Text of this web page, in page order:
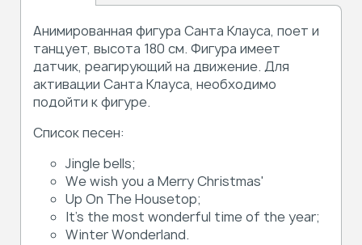
Анимированная фигура Санта Клауса, поет и
танцует, высота 180 см. Фигура имеет
датчик, реагирующий на движение. Для
активации Санта Клауса, необходимо
подойти к фигуре.
Список песен:
Jingle bells;
We wish you a Merry Christmas'
Up On The Housetop;
It's the most wonderful time of the year;
Winter Wonderland.